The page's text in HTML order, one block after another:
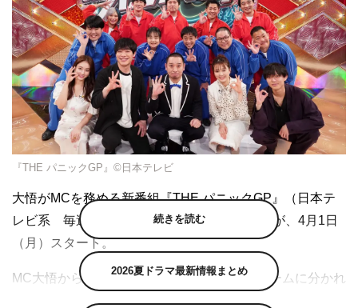
『THE パニックGP』©日本テレビ
大悟がMCを務める新番組『THE パニックGP』（日本テ
レビ系 毎週月曜 深夜0時29分～0時54分）が、4月1日
（月）スタート。
MC大悟から出される奇想天外なお題に、2チームに分かれ
た人気芸人たちが30秒でショートコントを作って披露する
続きを読む
2026夏ドラマ最新情報まとめ